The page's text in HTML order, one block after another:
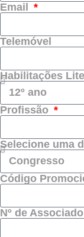
Email
Telemóvel
Habilitações
Profissão
Selecione uma
Código
Nº de